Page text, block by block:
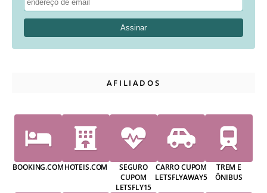
AFILIADOS
BOOKING.COMHOTEIS.COM
SEGURO
CUPOM
LETSFLY15
CARRO CUPOM
LETSFLYAWAY5
TREM E
ÔNIBUS